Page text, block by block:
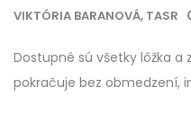
VIKTÓRIA BARANOVÁ, TASR
Dostupné sú všetky lôžka
pokračuje bez obmedzení,